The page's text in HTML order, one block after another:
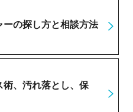
ーの探し方と相談方法
、汚れ落とし、保